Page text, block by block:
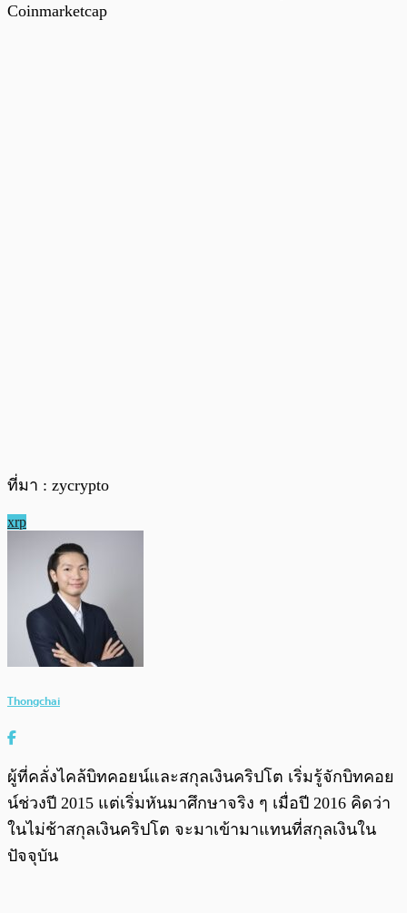
Coinmarketcap
ที่มา : zycrypto
xrp
Thongchai
ผู้ที่คลั่งไคล้บิทคอยน์และสกุลเงินคริปโต เริ่มรู้จักบิทคอย
น์ช่วงปี 2015 แต่เริ่มหันมาศึกษาจริง ๆ เมื่อปี 2016 คิดว่า
ในไม่ช้าสกุลเงินคริปโต จะมาเข้ามาแทนที่สกุลเงินใน
ปัจจุบัน